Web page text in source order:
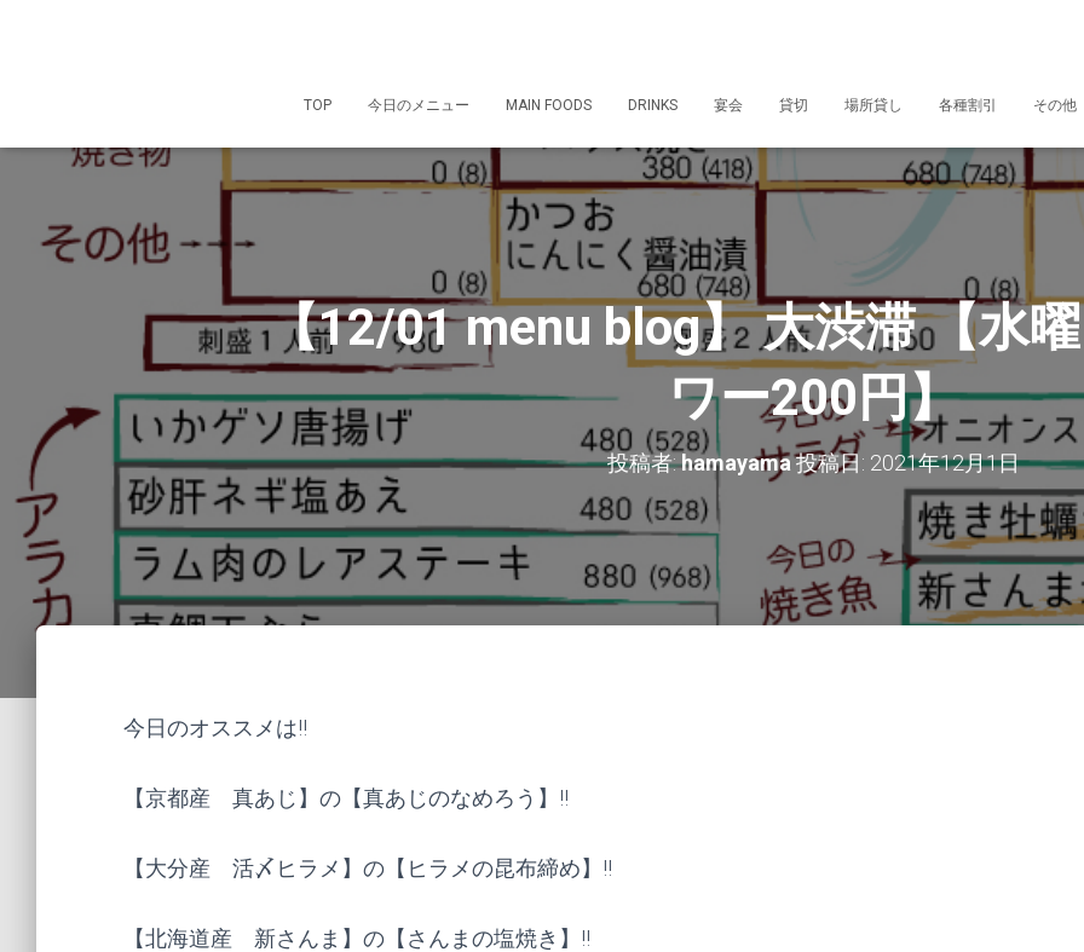
TOP 今日のメニュー MAIN FOODS DRINKS 宴会 貸切 場所貸し 各種割引 その他
【12/01 menu blog】 大渋滞 【水
ワー200円】
投稿者:hamayama投稿日: 2021年12月1日
今日のオススメは!!
【京都産 真あじ】の【真あじのなめろう】!!
【大分産 活〆ヒラメ】の【ヒラメの昆布締め】!!
【北海道産 新さんま】の【さんまの塩焼き】!!